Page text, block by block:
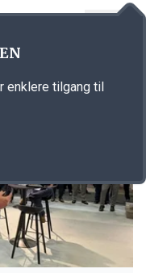
enklere tilgang til